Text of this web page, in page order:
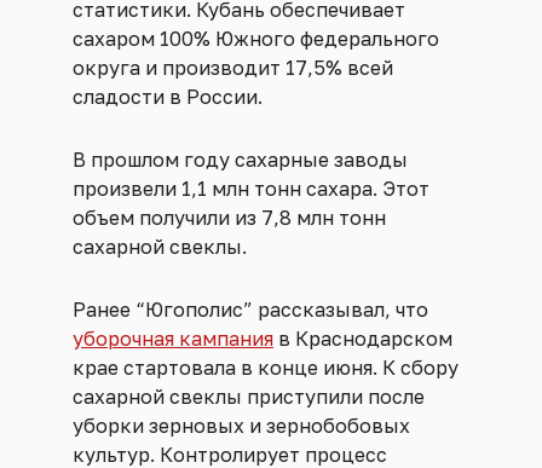
статистики. Кубань обеспечивает
сахаром 100% Южного федерального
округа и производит 17,5% всей
сладости в России.
В прошлом году сахарные заводы
произвели 1,1 млн тонн сахара. Этот
объем получили из 7,8 млн тонн
сахарной свеклы.
Ранее “Югополис” рассказывал, что
уборочная кампания в Краснодарском
крае стартовала в конце июня. К сбору
сахарной свеклы приступили после
уборки зерновых и зернобобовых
культур. Контролирует процесс